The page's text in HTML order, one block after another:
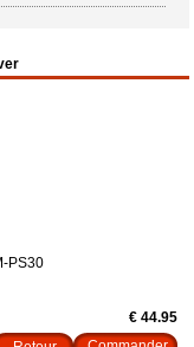
PS30
€ 44.95